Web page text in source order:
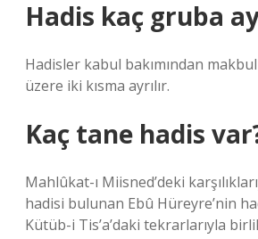
Hadis kaç gruba
Hadisler kabul bakımından
üzere iki kısma ayrılır.
Kaç tane hadis
Mahlûkat-ı Miisned’deki
hadisi bulunan Ebû Hüreyre’nin
Kütüb-i Tis’a’daki tekrarlarıyla